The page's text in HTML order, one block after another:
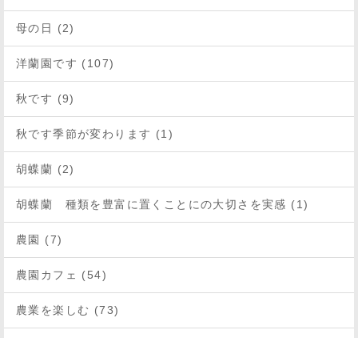
母の日 (2)
洋蘭園です (107)
秋です (9)
秋です季節が変わります (1)
胡蝶蘭 (2)
胡蝶蘭 種類を豊富に置くことにの大切さを実感 (1)
農園 (7)
農園カフェ (54)
農業を楽しむ (73)